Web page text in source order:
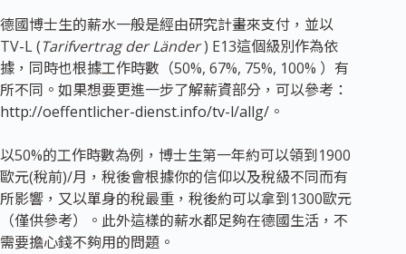
德國博士生的薪水一般是經由研究計畫來支付，並以
TV-L (Tarifvertrag der Länder) E13這個級別作為依
據，同時也根據工作時數（50%, 67%, 75%, 100% ）有
所不同。如果想要更進一步了解薪資部分，可以參考：
http://oeffentlicher-dienst.info/tv-l/allg/ 。
以50%的工作時數為例，博士生第一年約可以領到1900
歐元(稅前)/月，稅後會根據你的信仰以及稅級不同而有
所影響，又以單身的稅最重，稅後約可以拿到1300歐元
（僅供參考）。此外這樣的薪水都足夠在德國生活，不
需要擔心錢不夠用的問題。